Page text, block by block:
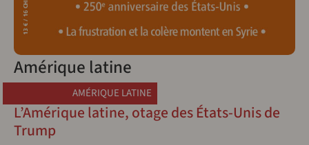
Amérique latine
AMÉRIQUE LATINE
L’Amérique latine, otage des États-Unis de
Trump